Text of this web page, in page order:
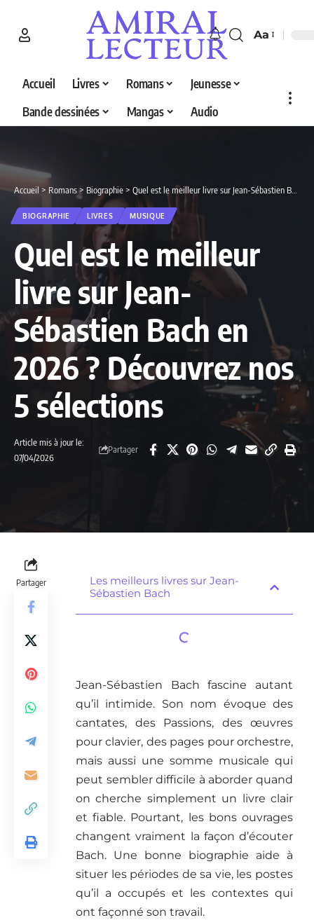
Aa
Accueil Livres Romans
Jeunesse
Bande dessinées
Mangas Audio
Accueil > Romans> Biographie> Quel est le meilleur livre sur Jean-Sébastien Bach en 2026 ? Découvrez nos 5 sélections
BIOGRAPHIE LIVRES MUSIQUE
Quel est le meilleur
livre sur Jean-
Sébastien Bach en
2026 ? Découvrez nos
5 sélections
Article mis à jour le:
07/04/2026
Partager
Partager
Les meilleurs livres sur Jean-
Sébastien Bach
Jean-Sébastien Bach fascine autant
qu’il intimide. Son nom évoque des
cantates, des Passions, des œuvres
pour clavier, des pages pour orchestre,
mais aussi une somme musicale qui
peut sembler difficile à aborder quand
on cherche simplement un livre clair
et fiable. Pourtant, les bons ouvrages
changent vraiment la façon d’écouter
Bach. Une bonne biographie aide à
situer les périodes de sa vie, les postes
qu’il a occupés et les contextes qui
ont façonné son travail.